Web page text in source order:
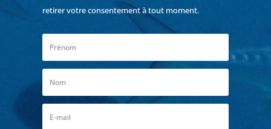
retirer votre consentement à tout moment.